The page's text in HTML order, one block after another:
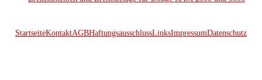
StartseiteKontaktAGBHaftungsausschlussLinksImpressumDatenschutz